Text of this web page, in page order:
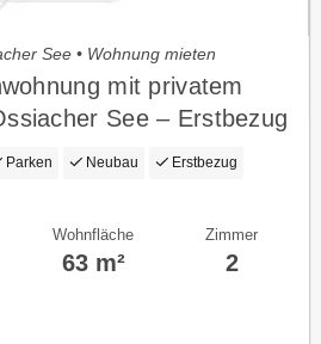
See • Wohnung mieten
mit privatem
See – Erstbezug
Parken Neubau Erstbezug
Wohnfläche
63 m²
Zimmer
2